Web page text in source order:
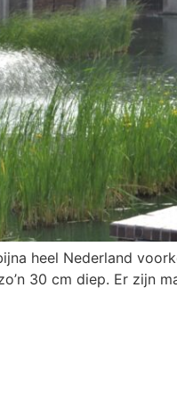
heel Nederland
30 cm diep. Er zijn